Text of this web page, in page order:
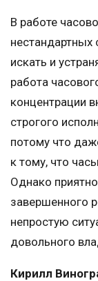
В работе
нестандартных
искать и
работа
концентрации
строгого
потому что
к тому, что
Однако
завершенного
непростую
довольного
Кирилл